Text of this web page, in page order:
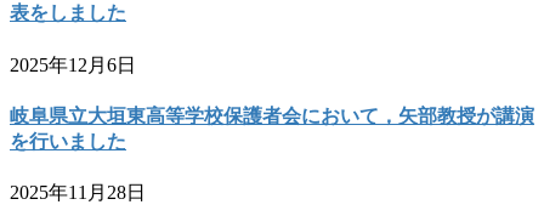
表をしました
2025年12月6日
岐阜県立大垣東高等学校保護者会において，矢部教授が講演
を行いました
2025年11月28日